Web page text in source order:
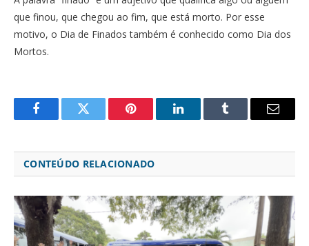
que finou, que chegou ao fim, que está morto. Por esse
motivo, o Dia de Finados também é conhecido como Dia dos
Mortos.
FacebookTwitter Pinterest LinkedInTumblr Email
CONTEÚDO RELACIONADO